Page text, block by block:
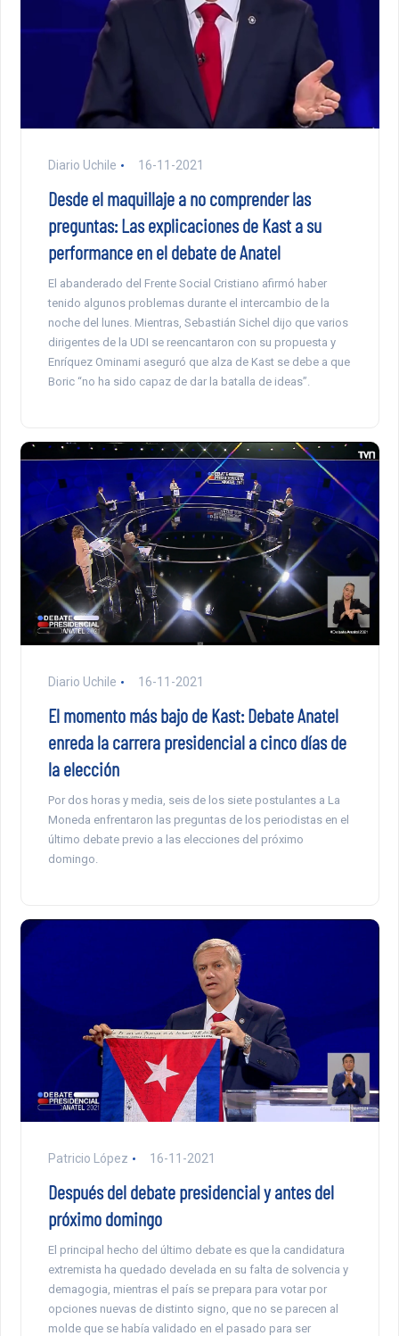
Diario Uchile 16-11-2021
Desde el maquillaje a no comprender las
preguntas: Las explicaciones de Kast a su
performance en el debate de Anatel
El abanderado del Frente Social Cristiano afirmó haber
tenido algunos problemas durante el intercambio de la
noche del lunes. Mientras, Sebastián Sichel dijo que varios
dirigentes de la UDI se reencantaron con su propuesta y
Enríquez Ominami aseguró que alza de Kast se debe a que
Boric “no ha sido capaz de dar la batalla de ideas”.
Diario Uchile 16-11-2021
El momento más bajo de Kast: Debate Anatel
enreda la carrera presidencial a cinco días de
la elección
Por dos horas y media, seis de los siete postulantes a La
Moneda enfrentaron las preguntas de los periodistas en el
último debate previo a las elecciones del próximo
domingo.
Patricio López 16-11-2021
Después del debate presidencial y antes del
próximo domingo
El principal hecho del último debate es que la candidatura
extremista ha quedado develada en su falta de solvencia y
demagogia, mientras el país se prepara para votar por
opciones nuevas de distinto signo, que no se parecen al
molde que se había validado en el pasado para ser